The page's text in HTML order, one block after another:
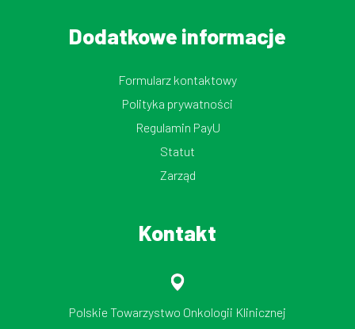
Dodatkowe informacje
Formularz kontaktowy
Polityka prywatności
Regulamin PayU
Statut
Zarząd
Kontakt
Polskie Towarzystwo Onkologii Klinicznej